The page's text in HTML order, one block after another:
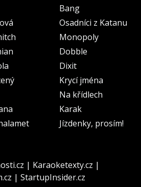
Bang
Osadníci z Katanu
Monopoly
Dobble
Dixit
Krycí jména
Na křídlech
Karak
Jízdenky, prosím!
| Karaoketexty.cz |
| StartupInsider.cz